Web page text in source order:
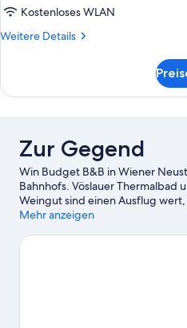
Kostenloses WLAN
Weitere Details
Weitere
Vierbettzimmer
Zur Gegend
Win Budget B&B in Wiener
Bahnhofs. Vöslauer Thermalbad
Weingut sind einen Ausflug
möchtest. Wer dagegen die
Ebenfalls einen Besuch wert sind
Mehr anzeigen